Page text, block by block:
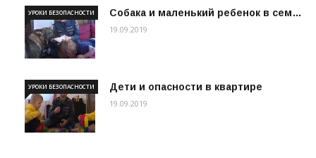
Собака и маленький ребенок в сем…
УРОКИ БЕЗОПАСНОСТИ
19.09.2019
Дети и опасности в квартире
УРОКИ БЕЗОПАСНОСТИ
19.09.2019